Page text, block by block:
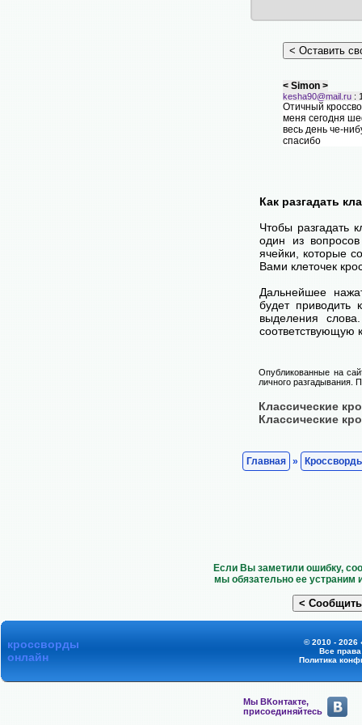
< Simon >
kesha90@mail.ru :
Отичный
меня сегодня
весь день че-
спасибо
Как разгадать
Чтобы разгадать
один из
ячейки, которые
Вами клеточек
Дальнейшее
будет приводить
выделения
соответствующую
Опубликованные на
личного разгадывания.
Классические
Классические
Главная »
Если Вы заметили ошибку,
мы обязательно ее устраним
кроссворды
онлайн
© 2010 - 2026
Все
Политика
Мы ВКонтакте,
присоединяйтесь